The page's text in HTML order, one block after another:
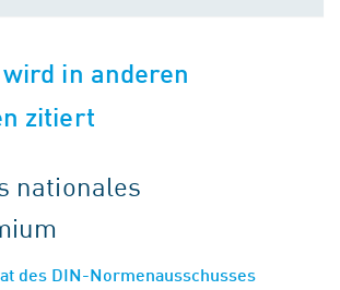
wird in anderen
zitiert
nationales
des DIN-Normenausschusses